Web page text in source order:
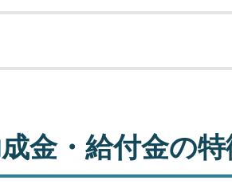
金・給付金の特